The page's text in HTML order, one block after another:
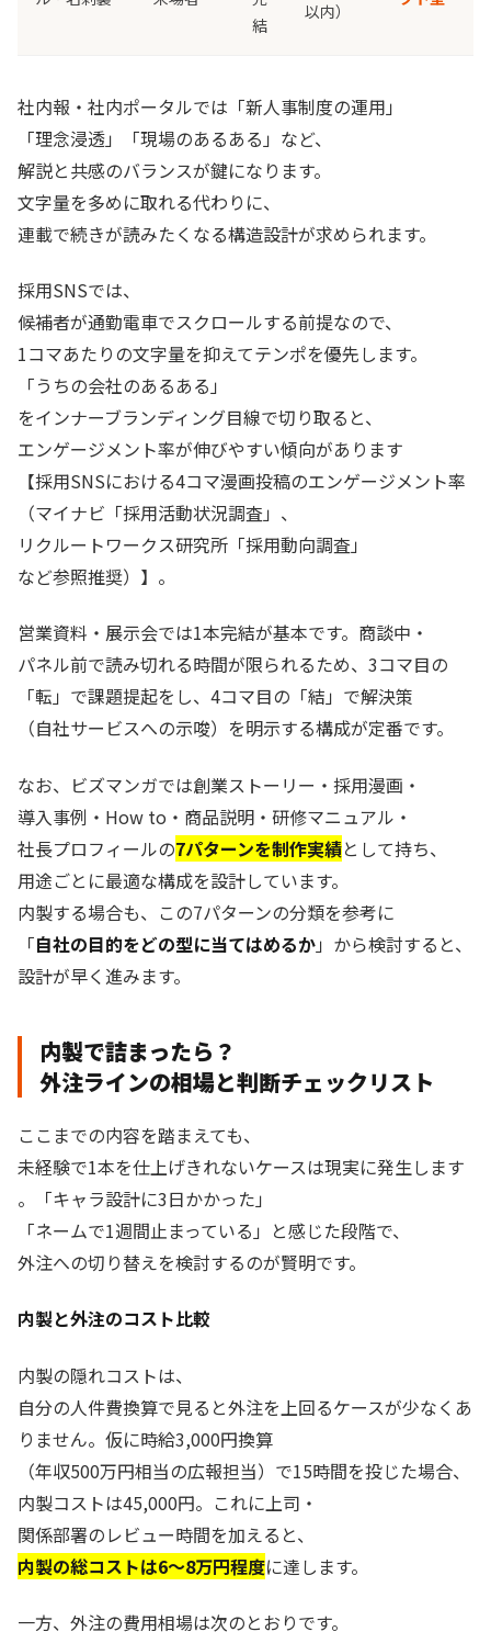
結
以内）
社内報・社内ポータルでは「新人事制度の運用」
「理念浸透」「現場のあるある」など、
解説と共感のバランスが鍵になります。
文字量を多めに取れる代わりに、
連載で続きが読みたくなる構造設計が求められます。
採用SNSでは、
候補者が通勤電車でスクロールする前提なので、
1コマあたりの文字量を抑えてテンポを優先します。
「うちの会社のあるある」
をインナーブランディング目線で切り取ると、
エンゲージメント率が伸びやすい傾向があります
【採用SNSにおける4コマ漫画投稿のエンゲージメント率
（マイナビ「採用活動状況調査」、
リクルートワークス研究所「採用動向調査」
など参照推奨）】。
営業資料・展示会では1本完結が基本です。商談中・
パネル前で読み切れる時間が限られるため、3コマ目の
「転」で課題提起をし、4コマ目の「結」で解決策
（自社サービスへの示唆）を明示する構成が定番です。
なお、ビズマンガでは創業ストーリー・採用漫画・
導入事例・How to・商品説明・研修マニュアル・
社長プロフィールの7パターンを制作実績として持ち、
用途ごとに最適な構成を設計しています。
内製する場合も、この7パターンの分類を参考に
「自社の目的をどの型に当てはめるか」から検討すると、
設計が早く進みます。
内製で詰まったら？
外注ラインの相場と判断チェックリスト
ここまでの内容を踏まえても、
未経験で1本を仕上げきれないケースは現実に発生します
。「キャラ設計に3日かかった」
「ネームで1週間止まっている」と感じた段階で、
外注への切り替えを検討するのが賢明です。
内製と外注のコスト比較
内製の隠れコストは、
自分の人件費換算で見ると外注を上回るケースが少なくあ
りません。仮に時給3,000円換算
（年収500万円相当の広報担当）で15時間を投じた場合、
内製コストは45,000円。これに上司・
関係部署のレビュー時間を加えると、
内製の総コストは6〜8万円程度に達します。
一方、外注の費用相場は次のとおりです。